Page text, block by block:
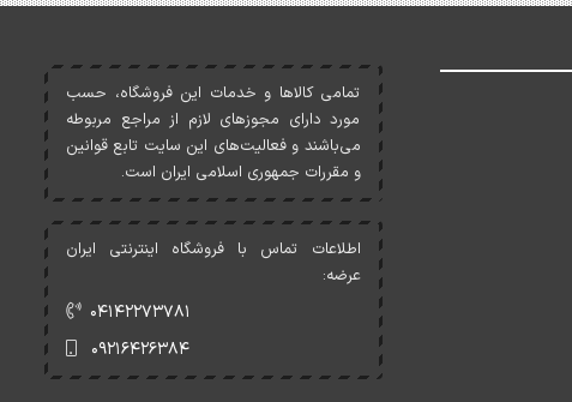
تمامی کالاها و خدمات اين فروشگاه، حسب
مورد دارای مجوزهای لازم از مراجع مربوطه
می‌باشند و فعاليت‌های اين سايت تابع قوانين
و مقررات جمهوری اسلامی ايران است.
اطلاعات تماس با فروشگاه اینترنتی ایران
عرضه:
۰۴۱۴۲۲۷۳۷۸۱
۰۹۲۱۶۴۲۶۳۸۴